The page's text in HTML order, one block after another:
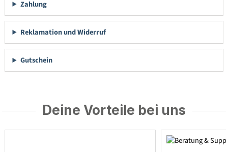
Zahlung
Reklamation und Widerruf
Gutschein
Deine Vorteile bei uns